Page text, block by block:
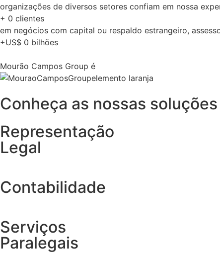
organizações de diversos setores confiam em nossa
+ 0 clientes
em negócios com capital ou respaldo estrangeiro,
+US$ 0 bilhões
Mourão Campos Group é
Conheça as nossas soluções
Representação
Legal
Contabilidade
Serviços
Paralegais